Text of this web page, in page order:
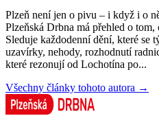
Plzeň není jen o pivu – i když i o
Plzeňská Drbna má přehled o
Sleduje každodenní dění, které se
uzavírky, nehody, rozhodnutí
které rezonují od Lochotína po...
Všechny články tohoto autora →